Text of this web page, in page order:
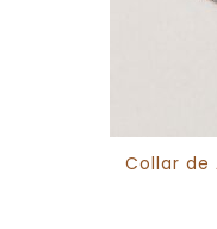
Collar de